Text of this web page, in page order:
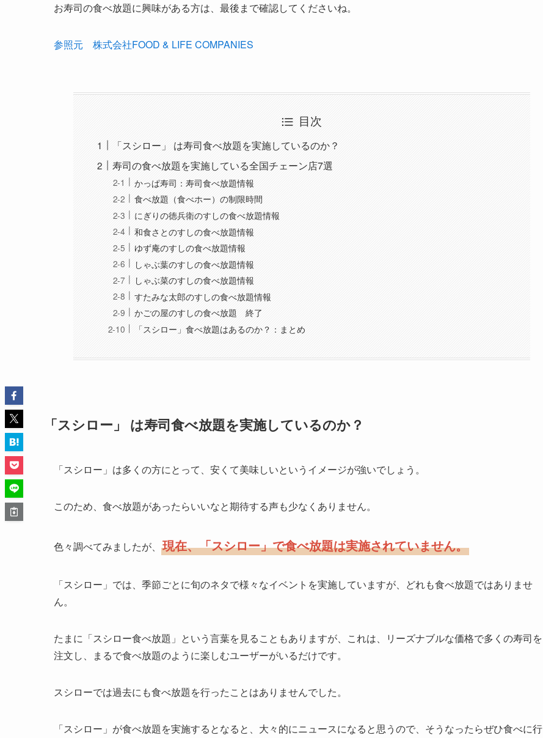
お寿司の食べ放題に興味がある方は、最後まで確認してくださいね。
参照元 株式会社FOOD & LIFE COMPANIES
目次
「スシロー」 は寿司食べ放題を実施しているのか？
寿司の食べ放題を実施している全国チェーン店7選
かっぱ寿司：寿司食べ放題情報
食べ放題（食べホー）の制限時間
にぎりの徳兵衛のすしの食べ放題情報
和食さとのすしの食べ放題情報
ゆず庵のすしの食べ放題情報
しゃぶ葉のすしの食べ放題情報
しゃぶ菜のすしの食べ放題情報
すたみな太郎のすしの食べ放題情報
かごの屋のすしの食べ放題 終了
「スシロー」食べ放題はあるのか？：まとめ
「スシロー」 は寿司食べ放題を実施しているのか？
「スシロー」は多くの方にとって、安くて美味しいというイメージが強いでしょう。
このため、食べ放題があったらいいなと期待する声も少なくありません。
色々調べてみましたが、 現在、「スシロー」で食べ放題は実施されていません。
「スシロー」では、季節ごとに旬のネタで様々なイベントを実施していますが、どれも食べ放題ではありませ
ん。
たまに「スシロー食べ放題」という言葉を見ることもありますが、これは、リーズナブルな価格で多くの寿司を
注文し、まるで食べ放題のように楽しむユーザーがいるだけです。
スシローでは過去にも食べ放題を行ったことはありませんでした。
「スシロー」が食べ放題を実施するとなると、大々的にニュースになると思うので、そうなったらぜひ食べに行